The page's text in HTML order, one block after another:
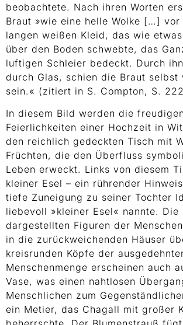
beobachtete. Nach ihren Worten
Braut »wie eine helle Wolke […] vor
langen weißen Kleid, das wie
über den Boden schwebte, das
luftigen Schleier bedeckt. Durch
durch Glas, schien die Braut selbst
sein.« (zitiert in S. Compton, S.
In diesem Bild werden die freudigen
Feierlichkeiten einer Hochzeit in
den reichlich gedeckten Tisch mit
Früchten, die den Überfluss
Leben erweckt. Links von diesem
kleiner Esel – ein rührender
tiefe Zuneigung zu seiner Tochter
liebevoll »kleiner Esel« nannte. Die
dargestellten Figuren der
in die zurückweichenden Häuser
kreisrunden Köpfe der
Menschenmenge erscheinen auch
Vase, was einen nahtlosen
Menschlichen zum
ein Metier, das Chagall mit großer